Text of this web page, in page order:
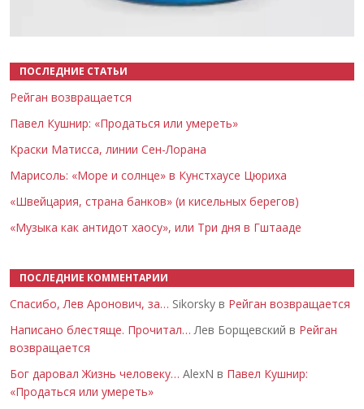
ПОСЛЕДНИЕ СТАТЬИ
Рейган возвращается
Павел Кушнир: «Продаться или умереть»
Краски Матисса, линии Сен-Лорана
Марисоль: «Море и солнце» в Кунстхаусе Цюриха
«Швейцария, страна банков» (и кисельных берегов)
«Музыка как антидот хаосу», или Три дня в Гштааде
ПОСЛЕДНИЕ КОММЕНТАРИИ
Спасибо, Лев Аронович, за… Sikorsky в Рейган возвращается
Написано блестяще. Прочитал… Лев Борщевский в Рейган
возвращается
Бог даровал Жизнь человеку… AlexN в Павел Кушнир:
«Продаться или умереть»